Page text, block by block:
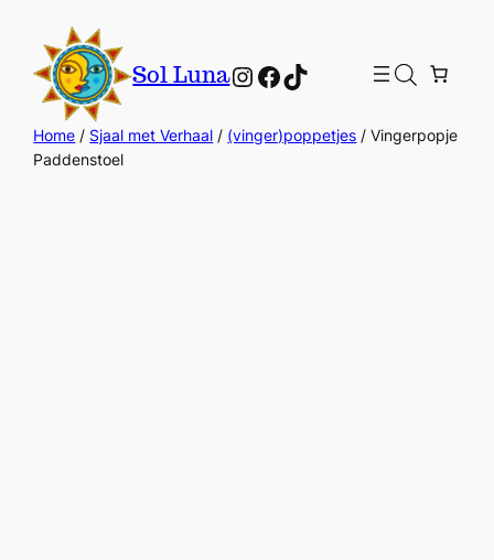
Sol LunaInstagram
Facebook
TikTok
Home / Sjaal met Verhaal / (vinger)poppetjes / Vingerpopje
Paddenstoel